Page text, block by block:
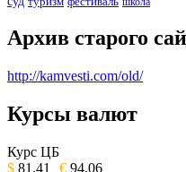
Архив старого
http://kamvesti.com/old/
ИЗДАНИЕ
Курсы валют
Курс ЦБ
$ 81.41 € 94.06